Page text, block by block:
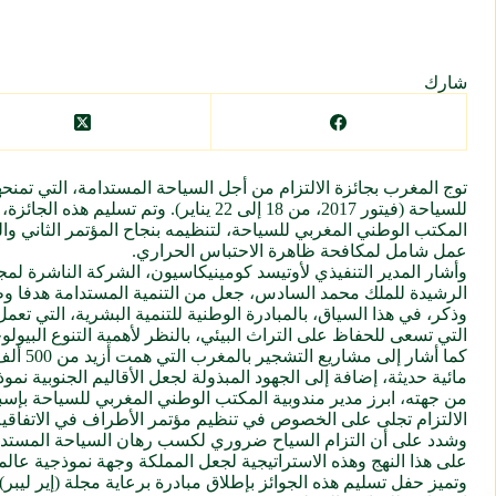
شارك
عمل شامل لمكافحة ظاهرة الاحتباس الحراري.
وأشار المدير التنفيذي لأوتيسد كومينيكاسيون، الشركة الناشرة
الرشيدة للملك محمد السادس، جعل من التنمية المستدامة هدفا
التي تسعى للحفاظ على التراث البيئي، بالنظر لأهمية التنوع
مائية حديثة، إضافة إلى الجهود المبذولة لجعل الأقاليم الجنوبية
من جهته، ابرز مدير مندوبية المكتب الوطني المغربي للسياحة
الالتزام تجلى على الخصوص في تنظيم مؤتمر الأطراف في الاتفاقية
وشدد على أن التزام السياح ضروري لكسب رهان السياحة
على هذا النهج وهذه الاستراتيجية لجعل المملكة وجهة نموذجية
وتميز حفل تسليم هذه الجوائز بإطلاق مبادرة برعاية مجلة (إير